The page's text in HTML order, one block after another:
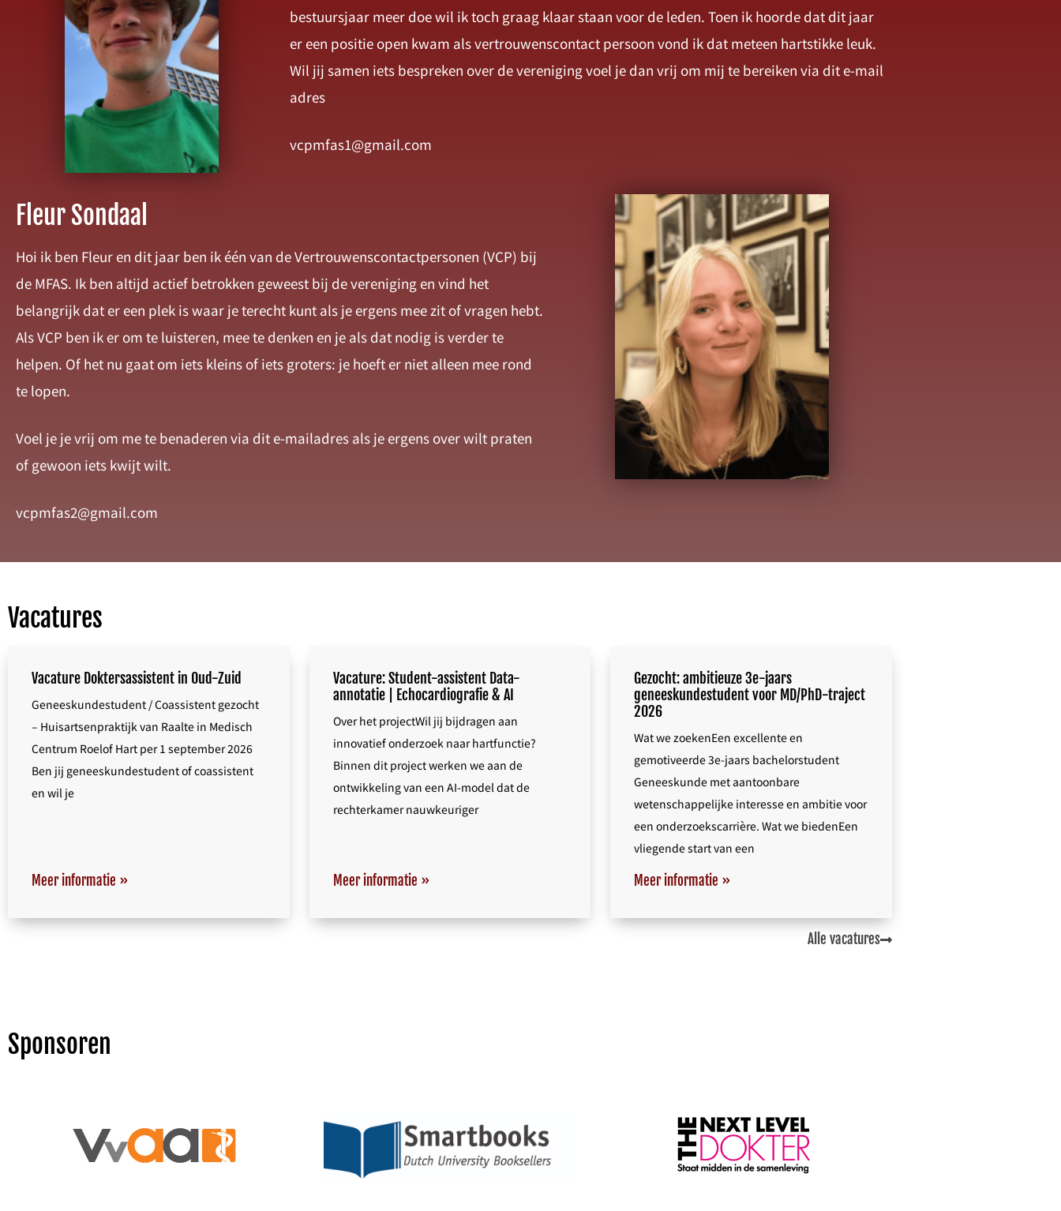
bestuursjaar meer doe wil ik toch graag klaar staan voor de leden. Toen ik hoorde dat dit jaar
er een positie open kwam als vertrouwenscontact persoon vond ik dat meteen hartstikke leuk.
Wil jij samen iets bespreken over de vereniging voel je dan vrij om mij te bereiken via dit e-mail
adres
vcpmfas1@gmail.com
Fleur Sondaal
Hoi ik ben Fleur en dit jaar ben ik één van de Vertrouwenscontactpersonen (VCP) bij
de MFAS. Ik ben altijd actief betrokken geweest bij de vereniging en vind het
belangrijk dat er een plek is waar je terecht kunt als je ergens mee zit of vragen hebt.
Als VCP ben ik er om te luisteren, mee te denken en je als dat nodig is verder te
helpen. Of het nu gaat om iets kleins of iets groters: je hoeft er niet alleen mee rond
te lopen.
Voel je je vrij om me te benaderen via dit e-mailadres als je ergens over wilt praten
of gewoon iets kwijt wilt.
vcpmfas2@gmail.com
Vacatures
Vacature Doktersassistent in Oud-Zuid
Geneeskundestudent / Coassistent gezocht
– Huisartsenpraktijk van Raalte in Medisch
Centrum Roelof Hart per 1 september 2026
Ben jij geneeskundestudent of coassistent
en wil je
Meer informatie »
Vacature: Student-assistent Data-
annotatie | Echocardiografie & AI
Over het projectWil jij bijdragen aan
innovatief onderzoek naar hartfunctie?
Binnen dit project werken we aan de
ontwikkeling van een AI-model dat de
rechterkamer nauwkeuriger
Meer informatie »
Gezocht: ambitieuze 3e-jaars
geneeskundestudent voor MD/PhD-traject
2026
Wat we zoekenEen excellente en
gemotiveerde 3e-jaars bachelorstudent
Geneeskunde met aantoonbare
wetenschappelijke interesse en ambitie voor
een onderzoekscarrière. Wat we biedenEen
vliegende start van een
Meer informatie »
Alle vacatures
Sponsoren